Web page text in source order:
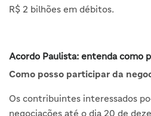
R$ 2 bilhões em débitos.
Acordo Paulista: entenda como
Como posso participar da
Os contribuintes interessados
negociações até o dia 20 de